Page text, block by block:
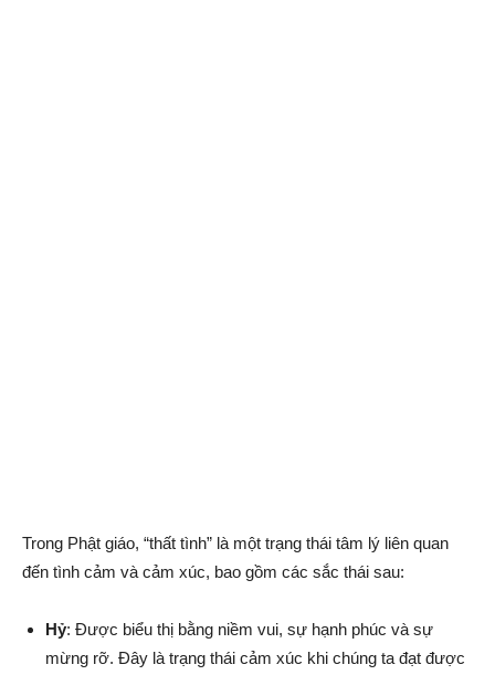
Trong Phật giáo, “thất tình” là một trạng thái tâm lý liên quan
đến tình cảm và cảm xúc, bao gồm các sắc thái sau:
Hỷ: Được biểu thị bằng niềm vui, sự hạnh phúc và sự
mừng rỡ. Đây là trạng thái cảm xúc khi chúng ta đạt được